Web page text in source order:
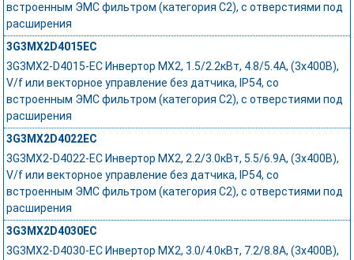
встроенным ЭМС фильтром (категория C2), с отверстиями под
расширения
3G3MX2D4015EC
3G3MX2-D4015-EC Инвертор MX2, 1.5/2.2кВт, 4.8/5.4А, (3x400В),
V/f или векторное управление без датчика, IP54, со
встроенным ЭМС фильтром (категория C2), с отверстиями под
расширения
3G3MX2D4022EC
3G3MX2-D4022-EC Инвертор MX2, 2.2/3.0кВт, 5.5/6.9А, (3x400В),
V/f или векторное управление без датчика, IP54, со
встроенным ЭМС фильтром (категория C2), с отверстиями под
расширения
3G3MX2D4030EC
3G3MX2-D4030-EC Инвертор MX2, 3.0/4.0кВт, 7.2/8.8А, (3x400В),